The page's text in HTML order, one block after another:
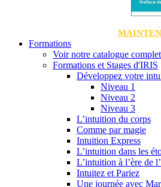
Formations
Voir notre catalogue complet
Formations et Stages d'IRIS
Développez votre
Niveau 1
Niveau 2
Niveau 3
L’intuition du corps
Comme par magie
Intuition Express
L’intuition dans les
L’intuition à l’ère de
Intuitez et Pariez
Une journée avec